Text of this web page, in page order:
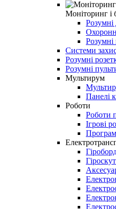
Моніторинг і
Розумні
Розумні
Системи
Розумні
Розумні
Мультирум
Панелі
Роботи
Роботи
Ігрові